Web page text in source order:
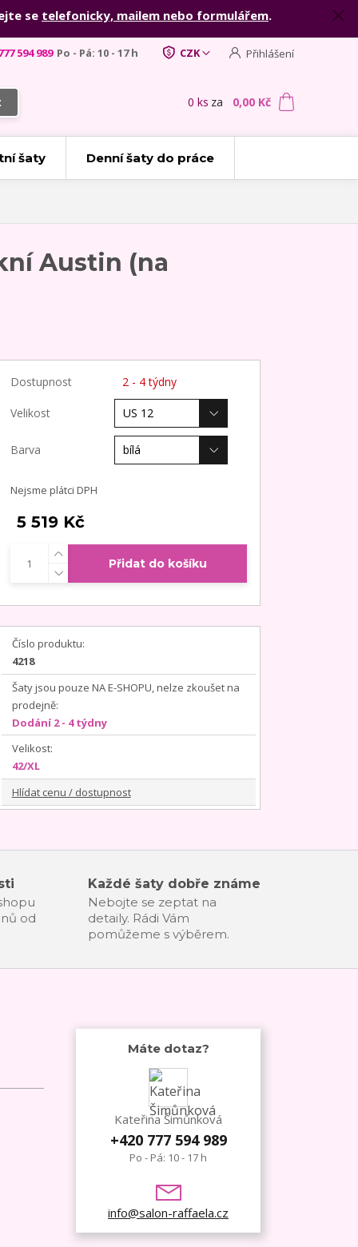
se telefonicky, mailem nebo formulářem.
CZK Přihlášení
594 989 Po - Pá: 10 - 17 h
0 ks za 0,00 Kč
šaty Denní šaty do práce
Austin (na
Dostupnost 2 - 4 týdny
Velikost
Barva
Nejsme plátci DPH
5 519 Kč
Přidat do košíku
Číslo produktu:
4218
Šaty jsou pouze NA E-SHOPU, nelze zkoušet na
prodejně:
Dodání 2 - 4 týdny
Velikost:
42/XL
Hlídat cenu / dostupnost
od
Každé šaty dobře známe
Nebojte se zeptat na
detaily. Rádi Vám
pomůžeme s výběrem.
Máte dotaz?
Kateřina Šimůnková
+420 777 594 989
Po - Pá: 10 - 17 h
info@salon-raffaela.cz